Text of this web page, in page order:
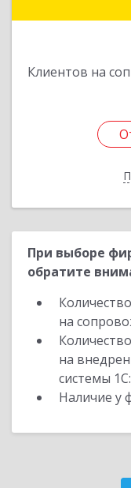
Клиентов на
При выборе
обратите
на
на
системы
Наличие у